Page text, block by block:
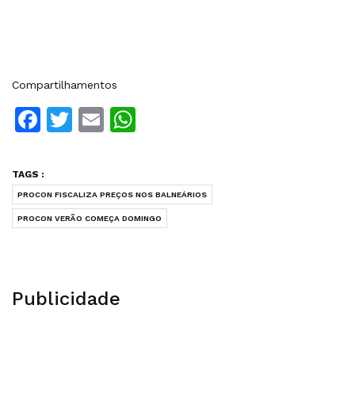
Compartilhamentos
Facebook
Twitter
Email
TAGS :
PROCON FISCALIZA PREÇOS NOS BALNEÁRIOS
PROCON VERÃO COMEÇA DOMINGO
Publicidade